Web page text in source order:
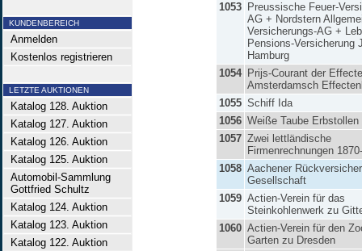
KUNDENBEREICH
Anmelden
Kostenlos registrieren
LETZTE AUKTIONEN
Katalog 128. Auktion
Katalog 127. Auktion
Katalog 126. Auktion
Katalog 125. Auktion
Automobil-Sammlung
Gottfried Schultz
Katalog 124. Auktion
Katalog 123. Auktion
Katalog 122. Auktion
1053 Preussische Feuer-
AG + Nordstern
Versicherungs-AG +
Pensions-Versicherung
Hamburg
1054 Prijs-Courant der
Amsterdamsch
1055 Schiff Ida
1056 Weiße Taube Erbstollen
1057 Zwei lettländische
Firmenrechnungen
1058 Aachener
Gesellschaft
1059 Actien-Verein für das
Steinkohlenwerk zu
1060 Actien-Verein für den
Garten zu Dresden